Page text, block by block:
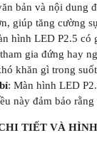
bản và nội dung
giúp tăng cường
hình LED P2.5 có
gia đứng hay
khăn gì trong
: Màn hình LED
này đảm bảo
TIẾT VÀ